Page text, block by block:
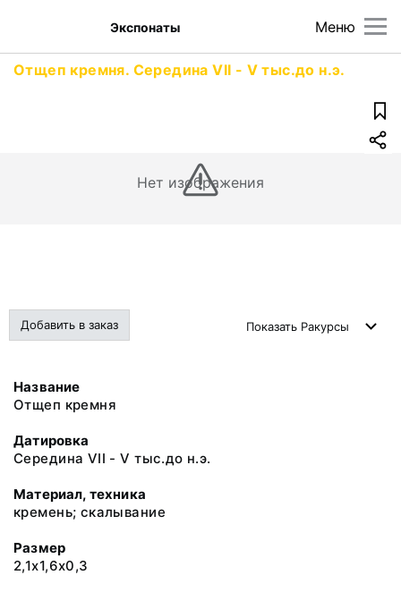
Меню
Экспонаты
Отщеп кремня. Середина VII - V тыс.до н.э.
Нет изображения
Добавить в заказ Показать Ракурсы
Название
Отщеп кремня
Датировка
Середина VII - V тыс.до н.э.
Материал, техника
кремень; скалывание
Размер
2,1х1,6х0,3